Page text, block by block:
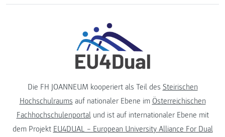
Die FH JOANNEUM kooperiert als Teil des Steirischen
Hochschulraums auf nationaler Ebene im Österreichischen
Fachhochschulenportalund ist auf internationaler Ebene mit
dem Projekt EU4DUAL – European University Alliance For Dual